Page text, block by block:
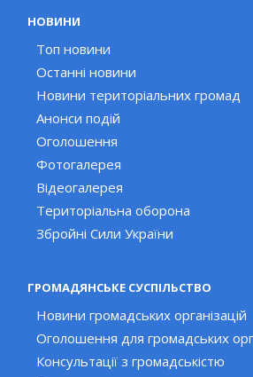
НОВИНИ
Топ новини
Останні новини
Новини територіальних громад
Анонси подій
Оголошення
Фотогалерея
Відеогалерея
Територіальна оборона
Збройні Сили України
ГРОМАДЯНСЬКЕ СУСПІЛЬСТВО
Новини громадських організацій
Оголошення для громадських
Консультації з громадськістю